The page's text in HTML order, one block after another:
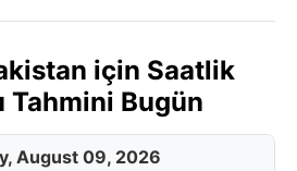
için Saatlik
Tahmini Bugün
August 09, 2026